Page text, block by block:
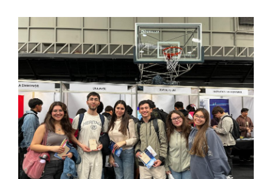
Postgrado
Formación Continua
Estudiantes
Académicos
Funcionarios
Alumni